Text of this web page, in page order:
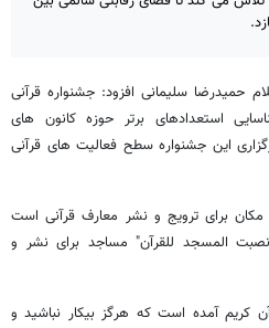
حمیدرضا سلیمانی افزود: جشنواره قرآنی
استعدادهای برتر حوزه کانون های
این جشنواره سطح فعالیت های قرآنی
مکان برای ترویج و نشر معارف قرآنی است
المسجد للقرآن" مساجد برای نشر و
کریم آمده است که هرگز بیکار نباشید و